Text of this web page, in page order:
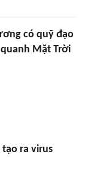
có quỹ đạo
Mặt Trời
tạo ra virus